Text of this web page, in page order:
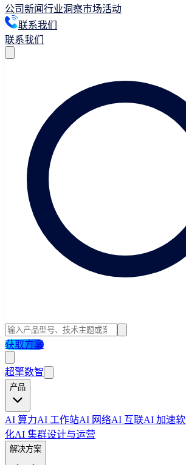
公司新闻行业洞察市场活动
联系我们
联系我们
获取方案
超擎数智
产品
AI 算力AI 工作站AI 网络AI 互联AI 加速
化AI 集群设计与运营
解决方案